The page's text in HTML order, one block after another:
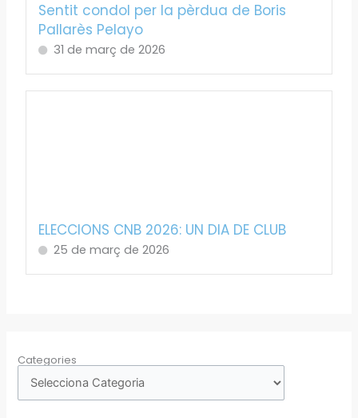
Sentit condol per la pèrdua de Boris
Pallarès Pelayo
31 de març de 2026
ELECCIONS CNB 2026: UN DIA DE CLUB
25 de març de 2026
Categories